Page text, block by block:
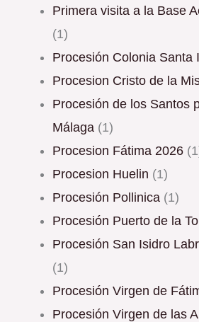
Primera visita a la Base
(1)
Procesión Colonia Santa
Procesion Cristo de la
Procesión de los Santos patronos de
Málaga (1)
procesion Fátima 2026
Procesion Huelin (1)
Procesión Pollinica (1)
Procesión Puerto de la
Procesión San Isidro
(1)
Procesión Virgen de
Procesión Virgen de las Angustias en la